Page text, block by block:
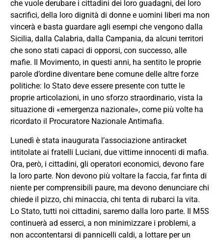
che vuole derubare i cittadini dei loro guadagni, dei loro
sacrifici, della loro dignità di donne e uomini liberi ma non
vincerà e basta guardare agli esempi che vengono dalla
Sicilia, dalla Calabria, dalla Campania, da alcuni territori
che sono stati capaci di opporsi, con successo, alle
mafie. Il Movimento, in questi anni, ha sentito le proprie
parole d’ordine diventare bene comune delle altre forze
politiche: lo Stato deve essere presente con tutte le
proprie articolazioni, in uno sforzo straordinario, vista la
situazione di «emergenza nazionale», come più volte ha
ricordato il Procuratore Nazionale Antimafia.
Lunedì è stata inaugurata l’associazione antiracket
intitolate ai fratelli Luciani, due vittime innocenti di mafia.
Ora, però, i cittadini, gli operatori economici, devono fare
la loro parte. Non devono più voltare la faccia, far finta di
niente per comprensibili paure, ma devono denunciare chi
chiede il pizzo, chi minaccia, chi tenta di rubarci la vita.
Lo Stato, tutti noi cittadini, saremo dalla loro parte. Il M5S
continuerà ad esserci, a non minimizzare i problemi, a
non accontentarsi di pannicelli caldi, a lottare per un